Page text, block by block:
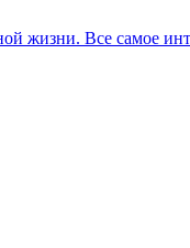
жизни. Все самое